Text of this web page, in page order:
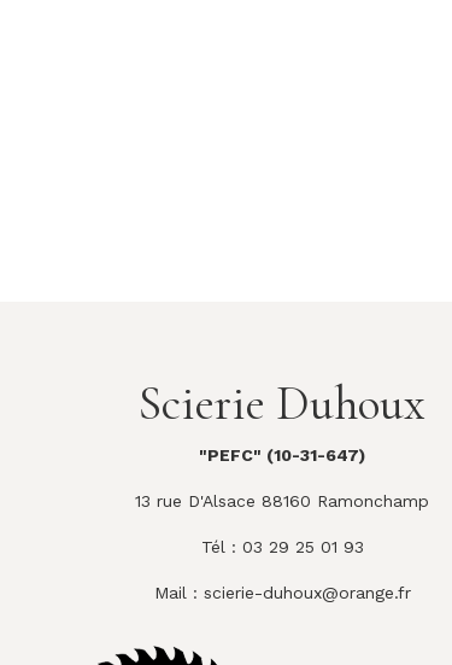
Scierie Duhoux
"PEFC" (10-31-647)
13 rue D'Alsace 88160 Ramonchamp
Tél : 03 29 25 01 93
Mail : scierie-duhoux@orange.fr